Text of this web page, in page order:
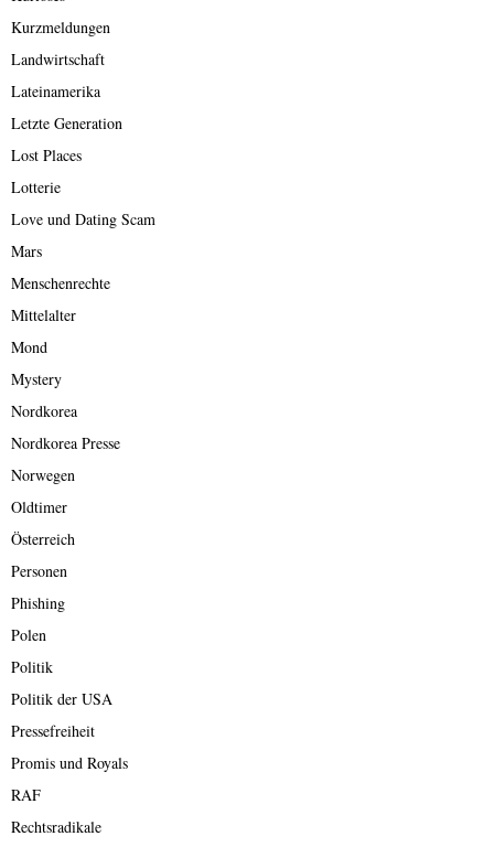
Kurzmeldungen
Landwirtschaft
Lateinamerika
Letzte Generation
Lost Places
Lotterie
Love und Dating Scam
Mars
Menschenrechte
Mittelalter
Mond
Mystery
Nordkorea
Nordkorea Presse
Norwegen
Oldtimer
Österreich
Personen
Phishing
Polen
Politik
Politik der USA
Pressefreiheit
Promis und Royals
RAF
Rechtsradikale